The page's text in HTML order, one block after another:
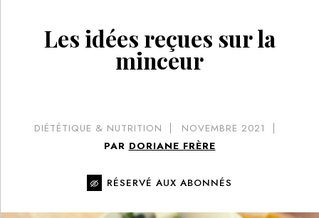
Les idées reçues sur la
minceur
DIÉTÉTIQUE & NUTRITION
NOVEMBRE 2021
PAR DORIANE FRÈRE
RÉSERVÉ AUX ABONNÉS